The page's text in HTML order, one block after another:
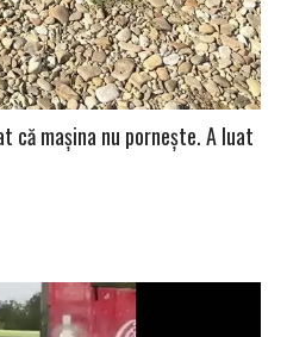
că mașina nu pornește. A luat